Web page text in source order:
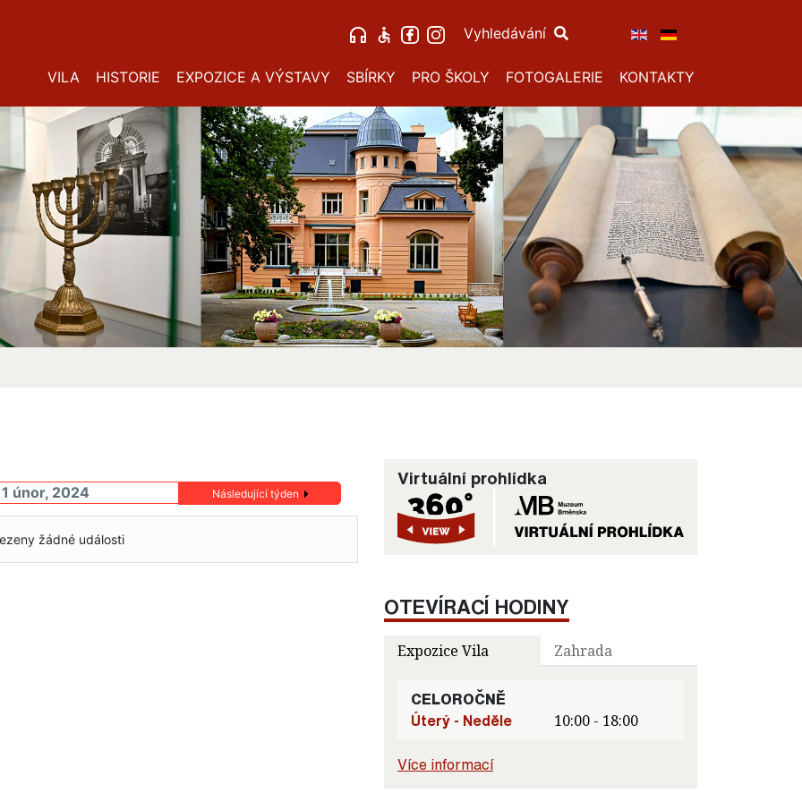
Vyhledávání
VILA HISTORIE EXPOZICE A VÝSTAVY SBÍRKY PRO ŠKOLY FOTOGALERIE KONTAKTY
únor, 2024 Následující týden
žádné události
Virtuální prohlídka
OTEVÍRACÍ HODINY
Expozice Vila Zahrada
CELOROČNĚ
Úterý - Neděle
10:00 - 18:00
Více informací